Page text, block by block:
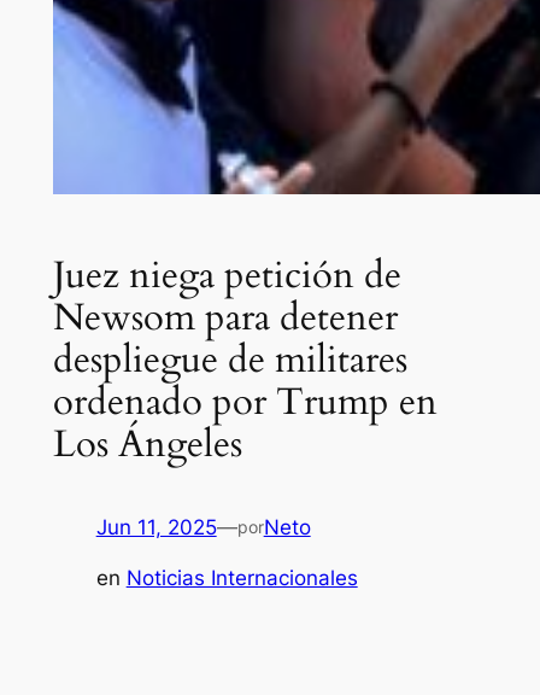
Juez niega petición de
Newsom para detener
despliegue de militares
ordenado por Trump en
Los Ángeles
Jun 11, 2025—porNeto
en Noticias Internacionales